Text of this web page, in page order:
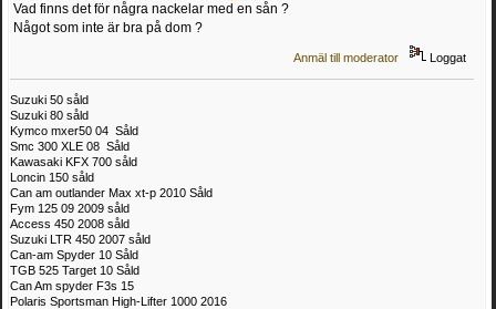
Vad finns det för några nackelar med en sån ?
Något som inte är bra på dom ?
Anmäl till moderator Loggat
Suzuki 50 såld
Suzuki 80 såld
Kymco mxer50 04 Såld
Smc 300 XLE 08 Såld
Kawasaki KFX 700 såld
Loncin 150 såld
Can am outlander Max xt-p 2010 Såld
Fym 125 09 2009 såld
Access 450 2008 såld
Suzuki LTR 450 2007 såld
Can-am Spyder 10 Såld
TGB 525 Target 10 Såld
Can Am spyder F3s 15
Polaris Sportsman High-Lifter 1000 2016